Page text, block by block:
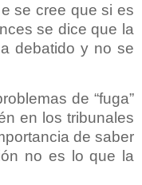
se cree que si es
se dice que la
debatido y no se
de “fuga”
en los tribunales
de saber
no es lo que la